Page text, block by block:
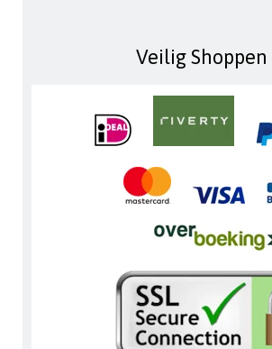
Veilig Shoppen